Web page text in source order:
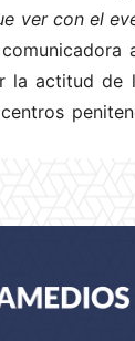
ver con el
la actitud de